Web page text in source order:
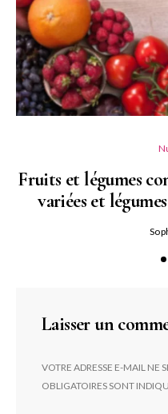
Fruits et légumes
variées et
Laisser un
VOTRE ADRESSE E-MAIL NE
OBLIGATOIRES SONT